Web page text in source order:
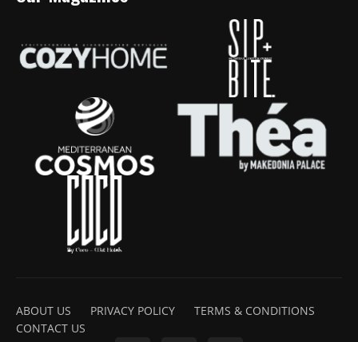
ABOUT US PRIVACY POLICY
TERMS & CONDITIONS
CONTACT US